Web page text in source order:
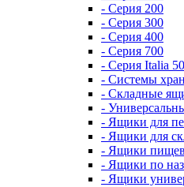
- Серия 200
- Серия 300
- Серия 400
- Серия 700
- Серия Italia
- Системы
- Складные
-
- Ящики для
- Ящики для
- Ящики
- Ящики по
- Ящики